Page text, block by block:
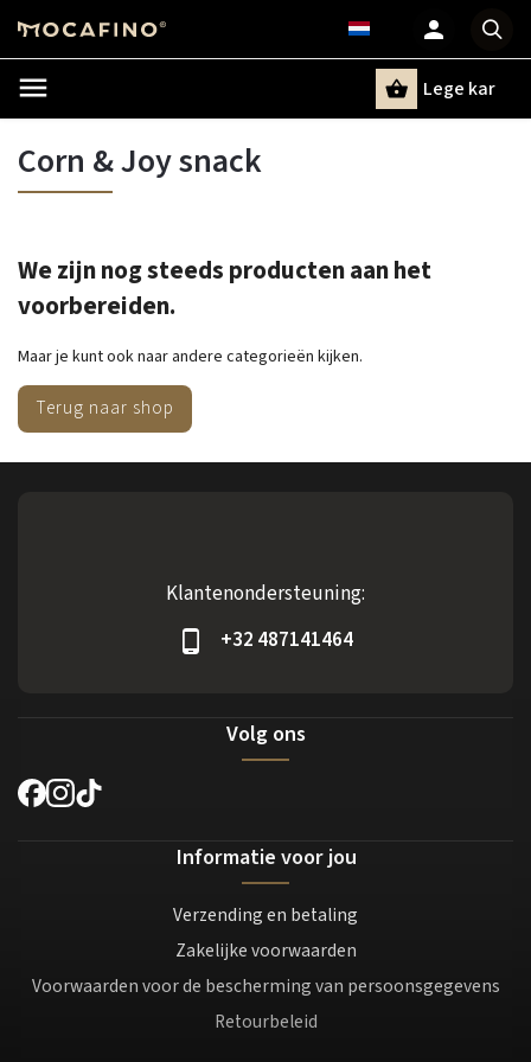
Lege kar
Corn & Joy snack
We zijn nog steeds producten aan het
voorbereiden.
Maar je kunt ook naar andere categorieën kijken.
Terug naar shop
Klantenondersteuning:
+32 487141464
Volg ons
Informatie voor jou
Verzending en betaling
Zakelijke voorwaarden
Voorwaarden voor de bescherming van persoonsgegevens
Retourbeleid